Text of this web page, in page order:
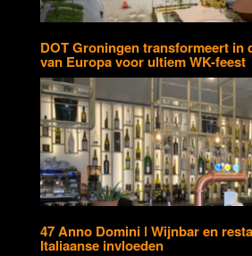
DOT Groningen transformeert in
van Europa voor ultiem WK-feest
47 Anno Domini ǀ Wijnbar en
Italiaanse invloeden